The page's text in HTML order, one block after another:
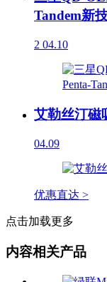
Tandem新
2 04.10
艾勒丝汀磁
04.09
优惠直达 >
点击加载更多
内容相关产品